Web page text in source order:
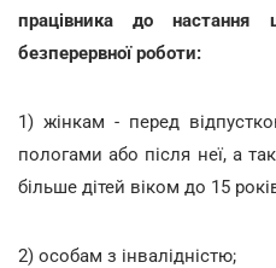
працівника до настання
безперервної роботи:
1) жінкам - перед
пологами або після неї, а
більше дітей віком до 15
2) особам з інвалідністю;